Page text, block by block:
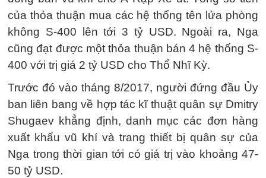
của thỏa thuận mua các hệ thống tên lửa phòng
không S-400 lên tới 3 tỷ USD. Ngoài ra, Nga
cũng đạt được một thỏa thuận bán 4 hệ thống S-
400 với trị giá 2 tỷ USD cho Thổ Nhĩ Kỳ.
Trước đó vào tháng 8/2017, người đứng đầu Ủy
ban liên bang về hợp tác kĩ thuật quân sự Dmitry
Shugaev khẳng định, danh mục các đơn hàng
xuất khẩu vũ khí và trang thiết bị quân sự của
Nga trong thời gian tới có giá trị vào khoảng 47-
50 tỷ USD.